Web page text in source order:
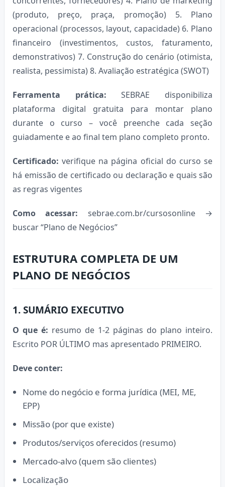
(produto, preço, praça, promoção) 5. Plano
operacional (processos, layout, capacidade) 6. Plano
financeiro (investimentos, custos, faturamento,
demonstrativos) 7. Construção do cenário (otimista,
realista, pessimista) 8. Avaliação estratégica (SWOT)
Ferramenta prática: SEBRAE disponibiliza
plataforma digital gratuita para montar plano
durante o curso – você preenche cada seção
guiadamente e ao final tem plano completo pronto.
Certificado: verifique na página oficial do curso se
há emissão de certificado ou declaração e quais são
as regras vigentes
Como acessar: sebrae.com.br/cursosonline →
buscar “Plano de Negócios”
ESTRUTURA COMPLETA DE UM
PLANO DE NEGÓCIOS
1. SUMÁRIO EXECUTIVO
O que é: resumo de 1-2 páginas do plano inteiro.
Escrito POR ÚLTIMO mas apresentado PRIMEIRO.
Deve conter:
Nome do negócio e forma jurídica (MEI, ME,
EPP)
Missão (por que existe)
Produtos/serviços oferecidos (resumo)
Mercado-alvo (quem são clientes)
Localização